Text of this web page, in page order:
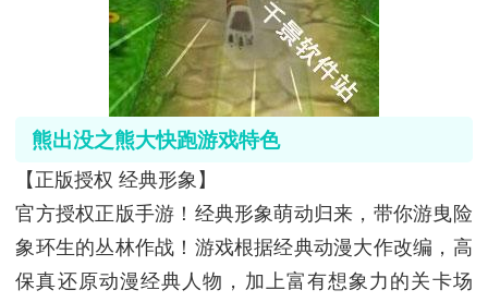
熊出没之熊大快跑游戏特色
【正版授权 经典形象】
官方授权正版手游！经典形象萌动归来，带你游曳险
象环生的丛林作战！游戏根据经典动漫大作改编，高
保真还原动漫经典人物，加上富有想象力的关卡场